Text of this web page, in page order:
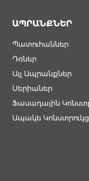
ԱՊՐԱՆՔՆԵՐ
Պատուհաններ
Դռներ
Այլ Ապրանքներ
Սերիաներ
Ֆասադային
Ապակե